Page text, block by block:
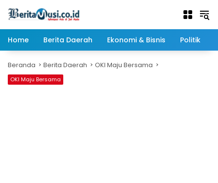
Home
Berita Daerah Ekonomi & Bisnis Politik
Beranda Berita Daerah OKI Maju Bersama
OKI Maju Bersama